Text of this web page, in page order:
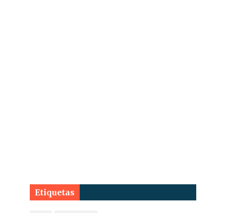
Etiquetas